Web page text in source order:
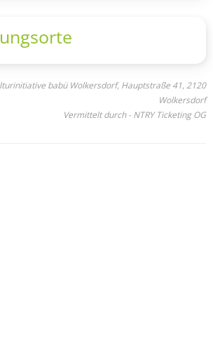
babü Wolkersdorf, Hauptstraße 41, 2120
Wolkersdorf
Vermittelt durch - NTRY Ticketing OG